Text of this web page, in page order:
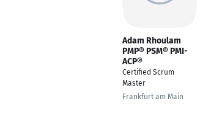
Adam Rhoulam
PMP® PSM® PMI-
ACP®
Certified Scrum
Master
Frankfurt am Main